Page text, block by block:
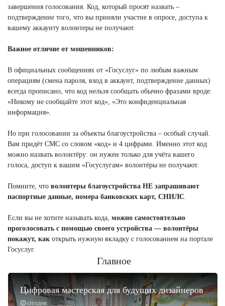
завершения голосования. Код, который просят назвать –
подтверждение того, что вы приняли участие в опросе, доступа к
вашему аккаунту волонтеры не получают.
Важное отличие от мошенников:
В официальных сообщениях от «Госуслуг» по любым важным
операциям (смена пароля, вход в аккаунт, подтверждение данных)
всегда прописано, что код нельзя сообщать обычно фразами вроде:
«Никому не сообщайте этот код», «Это конфиденциальная
информация».
Но при голосовании за объекты благоустройства – особый случай.
Вам придёт СМС со словом «код» и 4 цифрами. Именно этот код
можно назвать волонтёру: он нужен только для учёта вашего
голоса, доступ к вашим «Госуслугам» волонтёры не получают.
️Помните, что волонтеры благоустройства НЕ запрашивают
паспортные данные, номера банковских карт, СНИЛС
Если вы не хотите называть кода, можно самостоятельно
проголосовать с помощью своего устройства — волонтёры
покажут, как открыть нужную вкладку с голосованием на портале
Госуслуг.
Главное
сегодня
Цифровая мастерская для будущих дизайнеров